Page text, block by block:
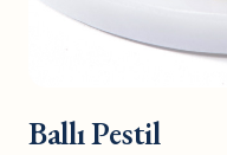
Ballı Pestil